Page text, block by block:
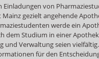
Einladungen von
gezielt angehende
werde ein
dem Studium in einer
und Verwaltung seien
für den